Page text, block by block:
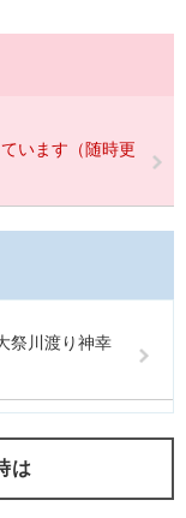
います（随時更
祭川渡り神幸
は